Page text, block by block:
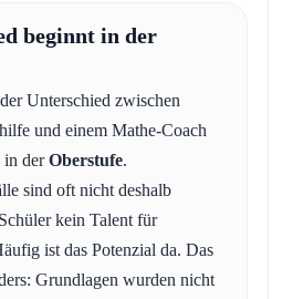
beginnt in der
Unterschied zwischen
und einem Mathe-Coach
in derOberstufe.
sind oft nicht deshalb
kein Talent für
ist das Potenzial da. Das
Grundlagen wurden nicht